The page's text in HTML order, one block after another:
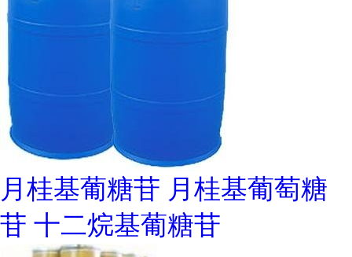
月桂基葡糖苷 月桂基葡萄糖
苷 十二烷基葡糖苷